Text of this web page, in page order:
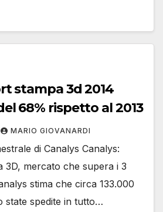
stampa 3d 2014
incremento del 68% rispetto al 2013
MARIO GIOVANARDI
di Canalys Canalys:
3D, mercato che supera i 3
stima che circa 133.000
state spedite in tutto…